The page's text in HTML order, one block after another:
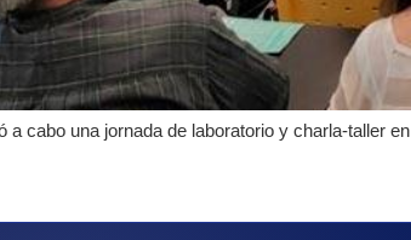
a cabo una jornada de laboratorio y charla-taller